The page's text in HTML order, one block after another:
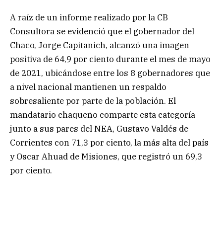
A raíz de un informe realizado por la CB
Consultora se evidenció que el gobernador del
Chaco, Jorge Capitanich, alcanzó una imagen
positiva de 64,9 por ciento durante el mes de mayo
de 2021, ubicándose entre los 8 gobernadores que
a nivel nacional mantienen un respaldo
sobresaliente por parte de la población. El
mandatario chaqueño comparte esta categoría
junto a sus pares del NEA, Gustavo Valdés de
Corrientes con 71,3 por ciento, la más alta del país
y Oscar Ahuad de Misiones, que registró un 69,3
por ciento.